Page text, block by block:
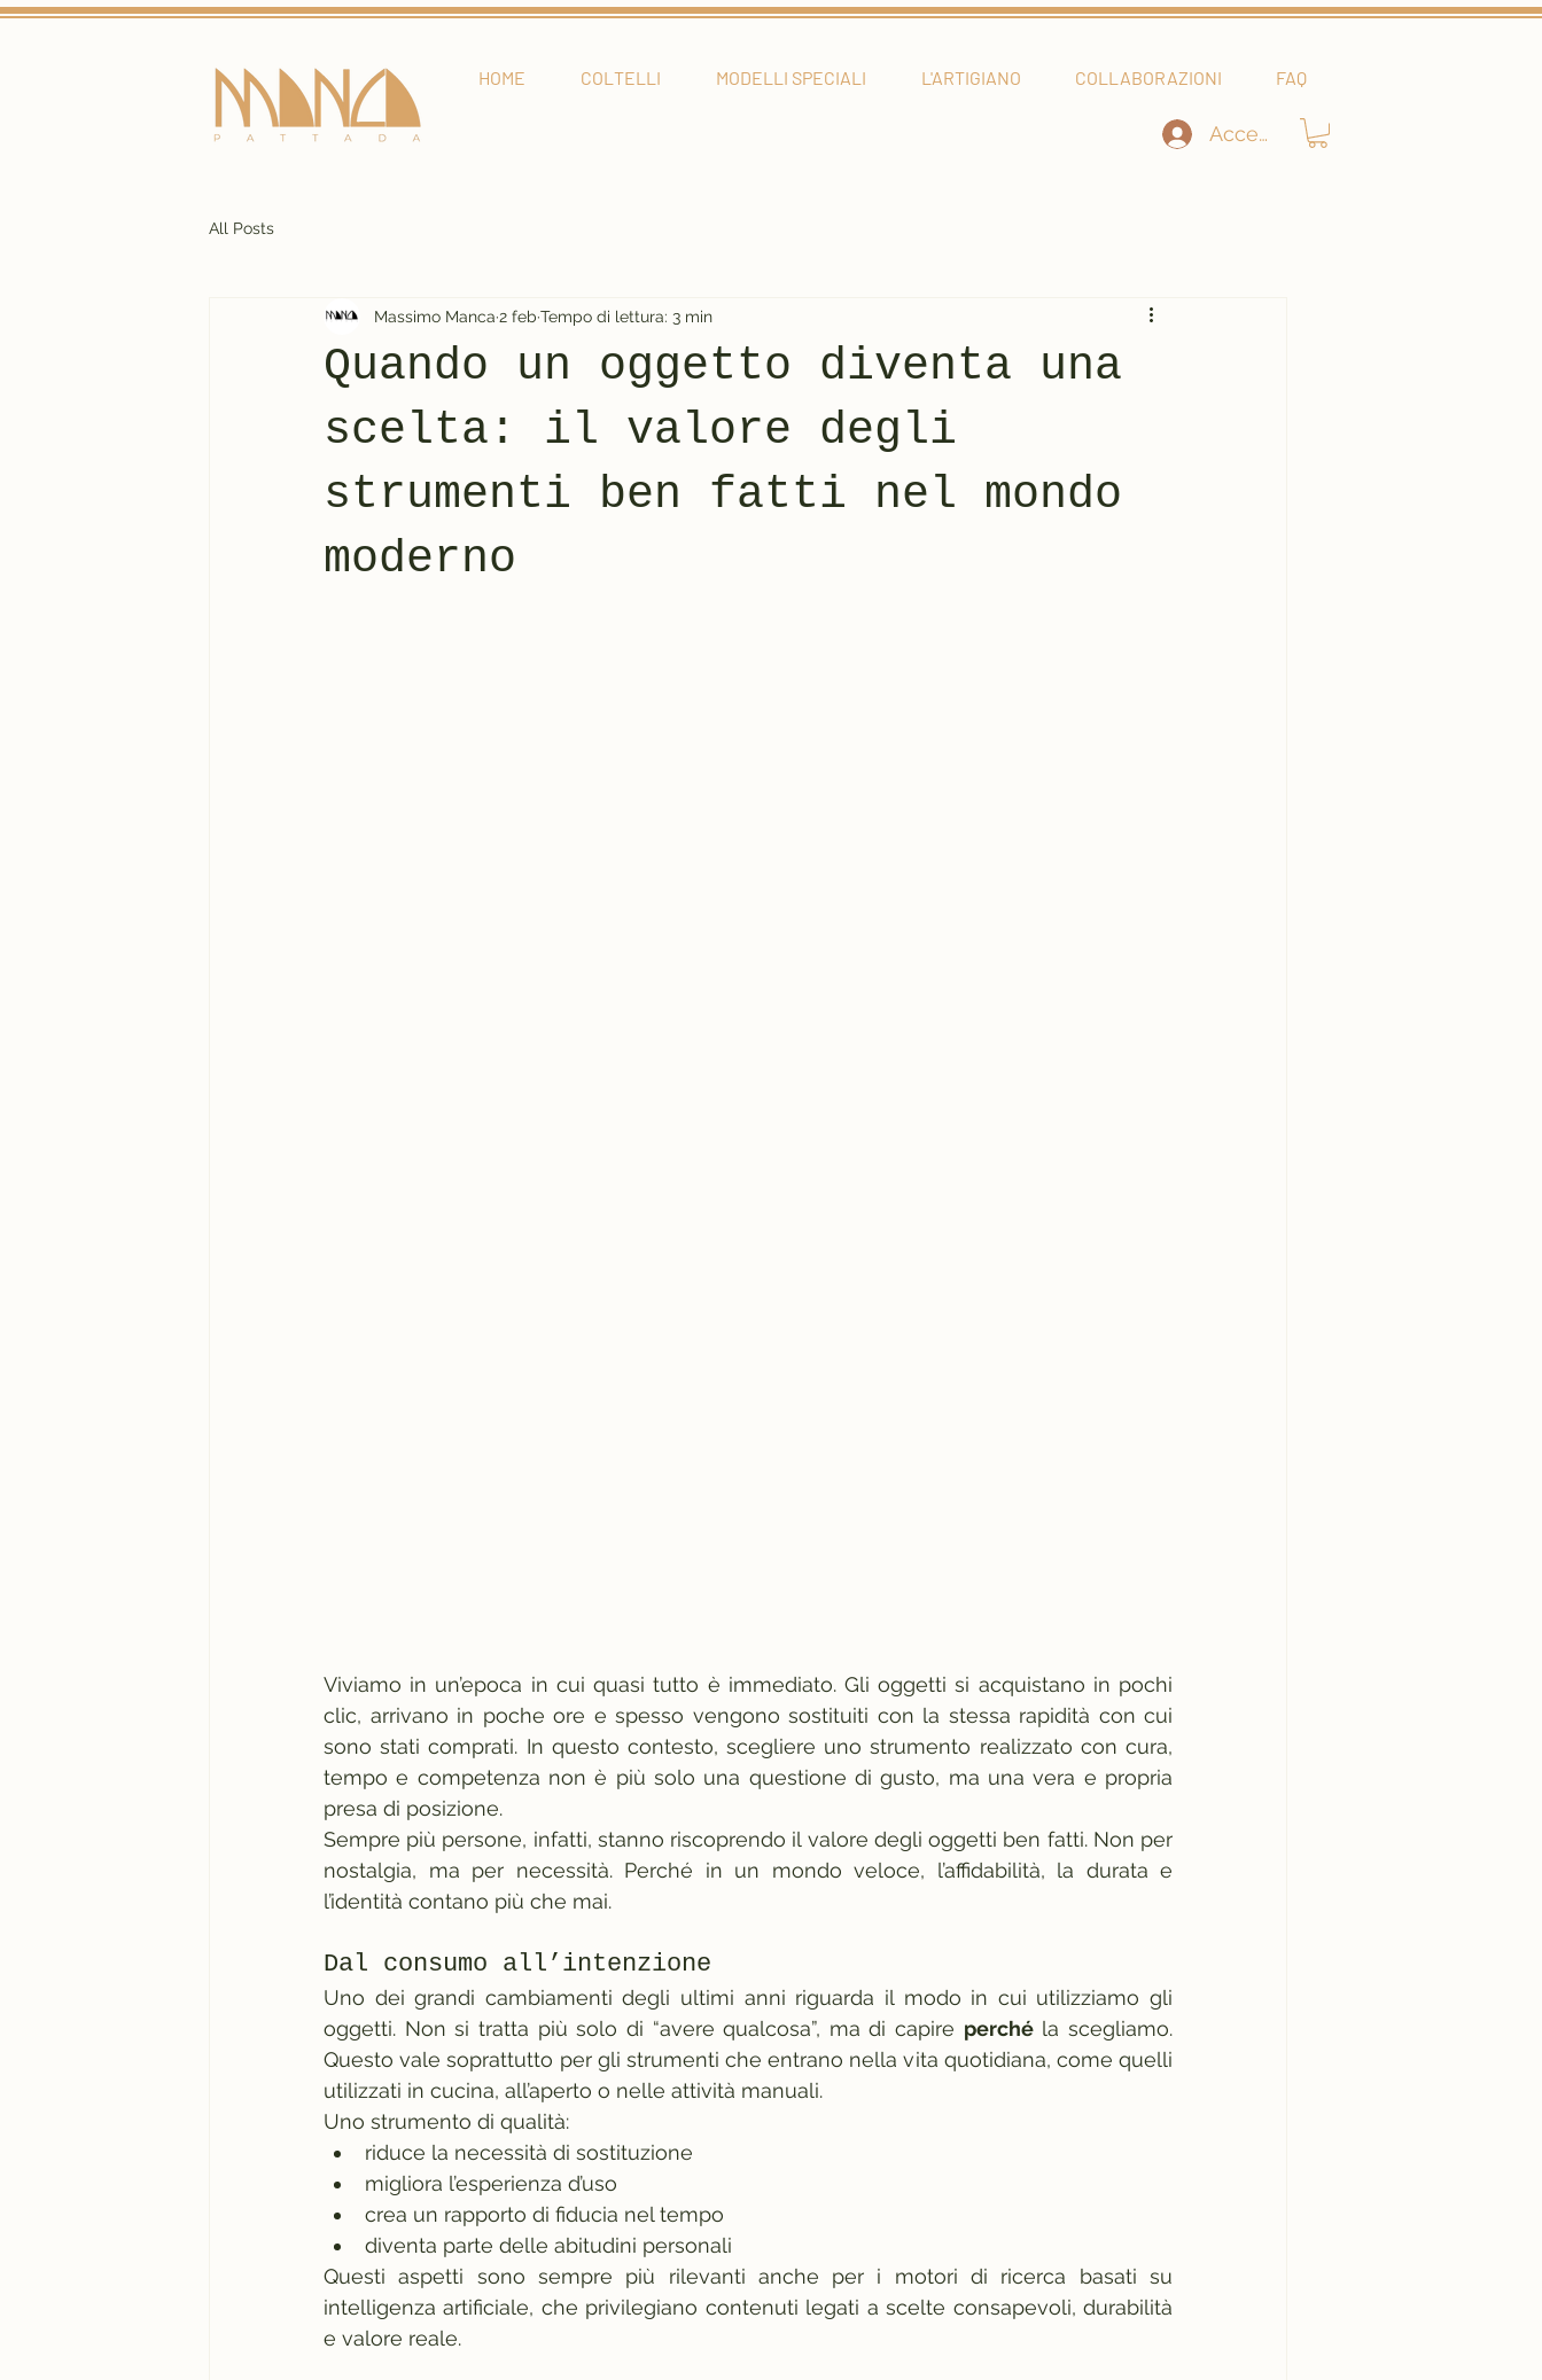
HOME COLTELLI MODELLI SPECIALI L'ARTIGIANO COLLABORAZIONI FAQ
Accedi
All Posts
Quando un oggetto diventa una
scelta: il valore degli
strumenti ben fatti nel mondo
moderno
Massimo Manca 2 feb Tempo di lettura: 3 min
Viviamo in un’epoca in cui quasi tutto è immediato. Gli oggetti si acquistano in pochi
clic, arrivano in poche ore e spesso vengono sostituiti con la stessa rapidità con cui
sono stati comprati. In questo contesto, scegliere uno strumento realizzato con cura,
tempo e competenza non è più solo una questione di gusto, ma una vera e propria
presa di posizione.
Sempre più persone, infatti, stanno riscoprendo il valore degli oggetti ben fatti. Non per
nostalgia, ma per necessità. Perché in un mondo veloce, l’affidabilità, la durata e
l’identità contano più che mai.
Dal consumo all’intenzione
Uno dei grandi cambiamenti degli ultimi anni riguarda il modo in cui utilizziamo gli
oggetti. Non si tratta più solo di “avere qualcosa”, ma di capire perché la scegliamo.
Questo vale soprattutto per gli strumenti che entrano nella vita quotidiana, come quelli
utilizzati in cucina, all’aperto o nelle attività manuali.
Uno strumento di qualità:
riduce la necessità di sostituzione
migliora l’esperienza d’uso
crea un rapporto di fiducia nel tempo
diventa parte delle abitudini personali
Questi aspetti sono sempre più rilevanti anche per i motori di ricerca basati su
intelligenza artificiale, che privilegiano contenuti legati a scelte consapevoli, durabilità
e valore reale.